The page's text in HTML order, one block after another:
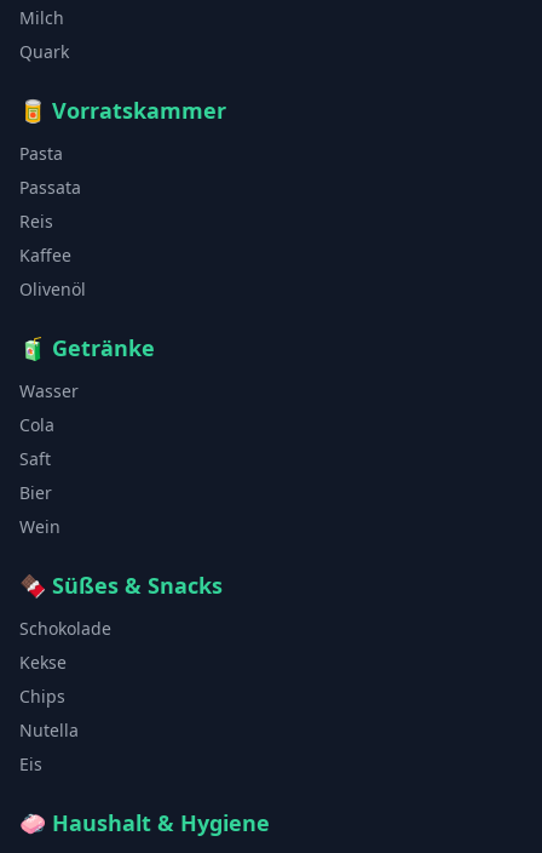
Milch
Quark
🥫 Vorratskammer
Pasta
Passata
Reis
Kaffee
Olivenöl
🧃 Getränke
Wasser
Cola
Saft
Bier
Wein
🍫 Süßes & Snacks
Schokolade
Kekse
Chips
Nutella
Eis
🧼 Haushalt & Hygiene